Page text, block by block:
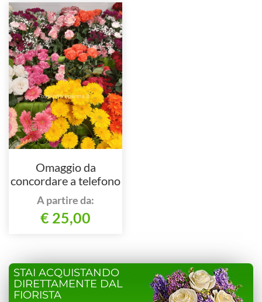
Omaggio da
concordare a telefono
al nostro numero
A partire da:
€ 25,00
STAI ACQUISTANDO
DIRETTAMENTE DAL
FIORISTA